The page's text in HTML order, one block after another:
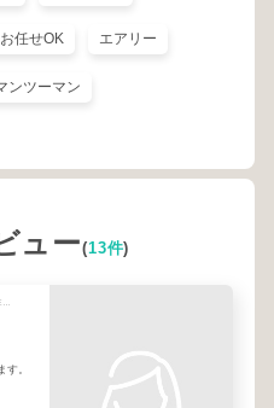
お任せOK エアリー
ンツーマン
ュー(13件)
す。